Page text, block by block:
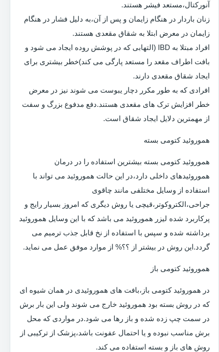
آنورکتال،مستعد فیشر هستند.
زنان باردار در هنگام زایمان و پس از آن،به دلیل فشار در هنگام
زایمان در معرض ابتلا به شقاق مقعدی هستند.
افراد مبتلا به IBD (التهابی که در پوشش روده ایجاد می شود و
بافت اطراف مقعد را مستعد پارگی می کند)خطر بیشتری برای
ایجاد شقاق مقعدی دارند.
افرادی که به طور مکرر دچار یبوست می شوند نیز در معرض
خطر افزایش ترک های مقعدی هستند.دفع مدفوع بزرگ و سفت
از مهمترین دلایل ایجاد شقاق است.
هموروئید کتومی بسته
هموروئید کتومی بسته بیشترین استفاده را در درمان
هموروئیدهای داخلی دارد،در این حالت هموروئید می تواند با
استفاده از وسایل مختلفی مانند چاقوی
جراحی،الکتروکوتر،قیچی یا روش دیگری که امروز بسیار رایج و
پرکاربرد شده لیزر هموروئید می باشد که با این وسایل هموروئید
برداشته شده و سپس با استفاده از نخ قابل جذب ترمیم می
گردد.این روش در بیشتر از ؟؟% از موارد موفق عمل می نماید.
هموروئید کتومی باز
در هموروئید کتومی باز،بافت های هموروئیدی در همان شیوه ای
که در روش بسته بود هموروئید خارج می شوند ولی این بار برش
در سمت چپ زده شده و باز رها می شود.در مواردی که محل
برش مناسب نبوده و یا احتمال عفونت باشد،پزشک از ترکیبی از
روش های باز و بسته استفاده می کند.